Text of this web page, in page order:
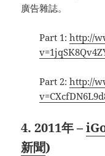
廣告雜誌。
Part 1:http://
Part 2:http://
4. 2011年 –
新聞)